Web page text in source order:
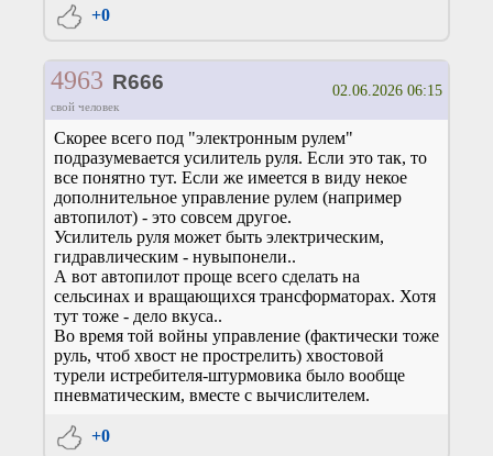
+0
4963 R666
свой человек
02.06.2026 06:15
Скорее всего под "электронным рулем"
подразумевается усилитель руля. Если это так, то
все понятно тут. Если же имеется в виду некое
дополнительное управление рулем (например
автопилот) - это совсем другое.
Усилитель руля может быть электрическим,
гидравлическим - нувыпонели..
А вот автопилот проще всего сделать на
сельсинах и вращающихся трансформаторах. Хотя
тут тоже - дело вкуса..
Во время той войны управление (фактически тоже
руль, чтоб хвост не прострелить) хвостовой
турели истребителя-штурмовика было вообще
пневматическим, вместе с вычислителем.
+0